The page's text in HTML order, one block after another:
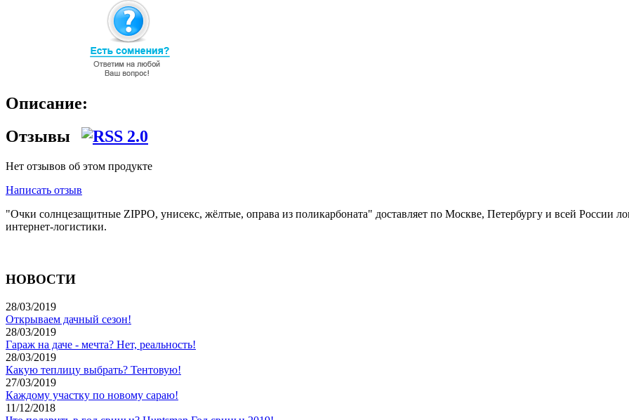
Описание:
Отзывы
Нет отзывов об этом продукте
Написать отзыв
"Очки солнцезащитные ZIPPO, унисекс, жёлтые, оправа из поликарбоната" доставляет по Москве, Петербургу и всей России
интернет-логистики.
НОВОСТИ
28/03/2019
Открываем дачный сезон!
28/03/2019
Гараж на даче - мечта? Нет, реальность!
28/03/2019
Какую теплицу выбрать? Тентовую!
27/03/2019
Каждому участку по новому сараю!
11/12/2018